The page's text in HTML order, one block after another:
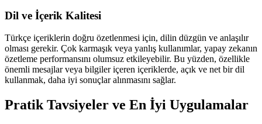
Dil ve İçerik Kalitesi
Türkçe içeriklerin doğru özetlenmesi için, dilin düzgün ve anlaşılır
olması gerekir. Çok karmaşık veya yanlış kullanımlar, yapay zekanın
özetleme performansını olumsuz etkileyebilir. Bu yüzden, özellikle
önemli mesajlar veya bilgiler içeren içeriklerde, açık ve net bir dil
kullanmak, daha iyi sonuçlar alınmasını sağlar.
Pratik Tavsiyeler ve En İyi Uygulamalar